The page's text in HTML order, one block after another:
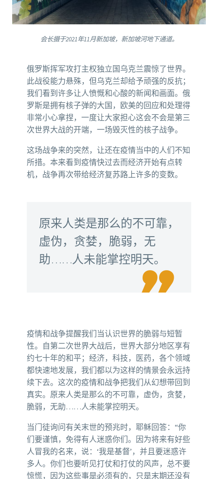
会长摄于2021年11月新加坡，新加坡河地下通道。
俄罗斯挥军攻打主权独立国乌克兰震惊了世界。
此战役能力悬殊，但乌克兰却给予顽强的反抗；
我们看到许多让人愤慨和心酸的新闻和画面。俄
罗斯是拥有核子弹的大国，欧美的回应和处理得
非常小心拿捏，一度让大家担心这会不会是第三
次世界大战的开端，一场毁灭性的核子战争。
这场战争来的突然，让还在疫情当中的人们不知
所措。本来看到疫情快过去而经济开始有点转
机，战争再次带给经济复苏路上许多的变数。
原来人类是那么的不可靠，
虚伪，贪婪，脆弱，无
助……人未能掌控明天。

疫情和战争提醒我们当认识世界的脆弱与短暂
性。自第二次世界大战后，世界大部分地区享有
约七十年的和平；经济，科技，医药，各个领域
都快速地发展，我们都以为这样的情景会永远持
续下去。这次的疫情和战争把我们从幻想带回到
真实。原来人类是那么的不可靠，虚伪，贪婪，
脆弱，无助……人未能掌控明天。
当门徒询问有关末世的预兆时，耶稣回答：“你
们要谨慎，免得有人迷惑你们。因为将来有好些
人冒我的名来，说：‘我是基督’，并且要迷惑许
多人。你们也要听见打仗和打仗的风声，总不要
惊慌，因为这些事是必须有的，只是末期还没有